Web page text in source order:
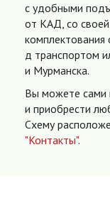
с удобными
от КАД, со
комплектования
д транспортом
и Мурманска.
Вы можете сами
и приобрести
Схему
"Контакты".